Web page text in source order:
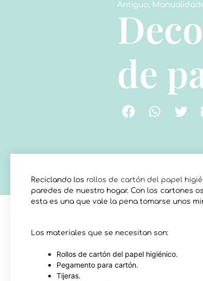
Antiguo,
de
Reciclando los rollos de cartón del papel
paredes de nuestro hogar. Con los cartones
esta es una que vale la pena tomarse unos
Los materiales que se necesitan son:
Rollos de cartón del papel higiénico.
Pegamento para cartón.
Tijeras.